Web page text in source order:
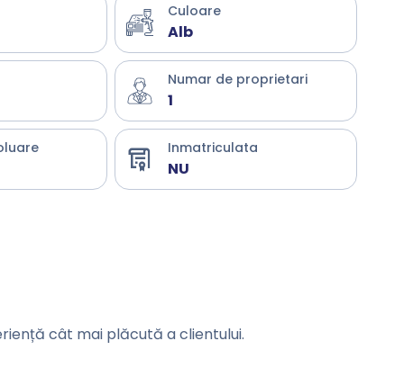
Culoare
Alb
Numar de proprietari
1
Inmatriculata
NU
cât mai plăcută a clientului.